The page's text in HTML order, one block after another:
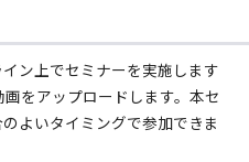
ン上でセミナーを実施します
をアップロードします。本セ
よいタイミングで参加できま